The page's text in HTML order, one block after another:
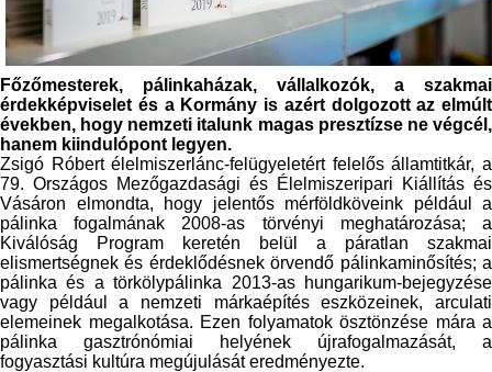
Főzőmesterek, pálinkaházak, vállalkozók, a szakmai
érdekképviselet és a Kormány is azért dolgozott az elmúlt
években, hogy nemzeti italunk magas presztízse ne végcél,
hanem kiindulópont legyen.
Zsigó Róbert élelmiszerlánc-felügyeletért felelős államtitkár, a
79. Országos Mezőgazdasági és Élelmiszeripari Kiállítás és
Vásáron elmondta, hogy jelentős mérföldköveink például a
pálinka fogalmának 2008-as törvényi meghatározása; a
Kiválóság Program keretén belül a páratlan szakmai
elismertségnek és érdeklődésnek örvendő pálinkaminősítés; a
pálinka és a törkölypálinka 2013-as hungarikum-bejegyzése
vagy például a nemzeti márkaépítés eszközeinek, arculati
elemeinek megalkotása. Ezen folyamatok ösztönzése mára a
pálinka gasztrónómiai helyének újrafogalmazását, a
fogyasztási kultúra megújulását eredményezte.